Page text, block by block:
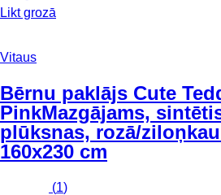
Likt grozā
Vitaus
Bērnu paklājs Cute
PinkMazgājams,
plūksnas, rozā/
160x230 cm
(1)